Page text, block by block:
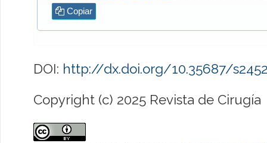
Copiar
DOI: http://dx.doi.org/10.35687/
Copyright (c) 2025 Revista de Cirugía